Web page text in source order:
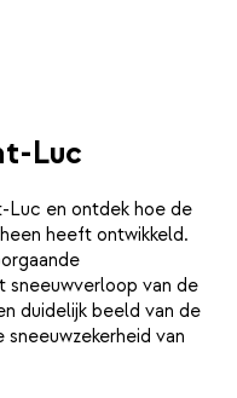
Luc
Luc en ontdek hoe de
heeft ontwikkeld.
sneeuwverloop van de
duidelijk beeld van de
van